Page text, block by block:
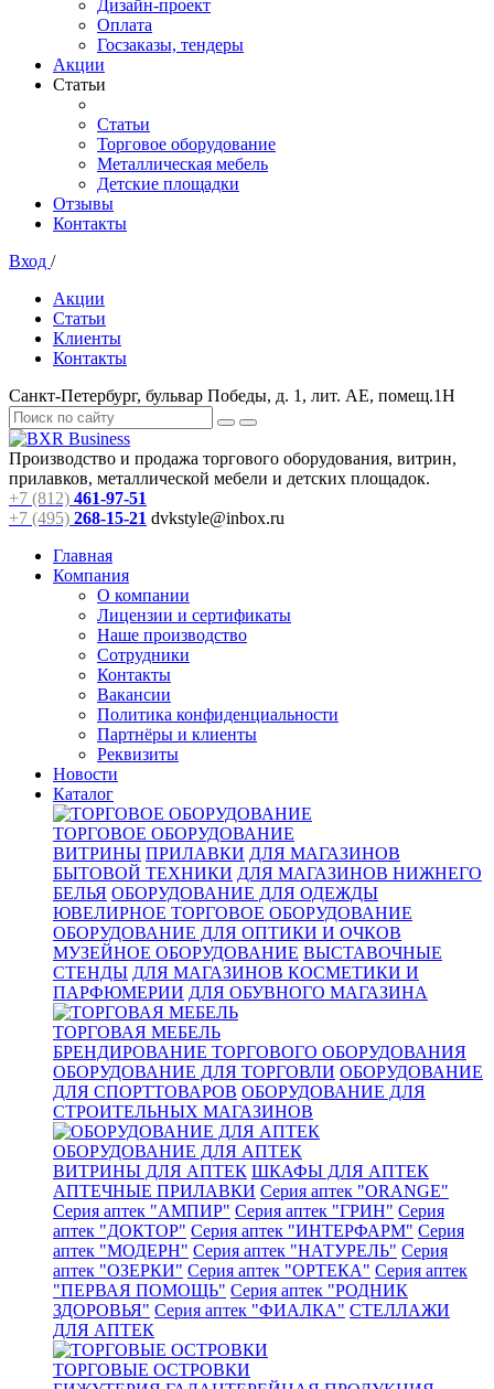
Дизайн-проект
Оплата
Госзаказы, тендеры
Акции
Статьи
Статьи
Торговое оборудование
Металлическая мебель
Детские площадки
Отзывы
Контакты
Вход /
Акции
Статьи
Клиенты
Контакты
Санкт-Петербург, бульвар Победы, д. 1, лит. АЕ, помещ.1Н
Производство и продажа торгового оборудования, витрин,
прилавков, металлической мебели и детских площадок.
+7 (812) 461-97-51
+7 (495) 268-15-21 dvkstyle@inbox.ru
Главная
Компания
О компании
Лицензии и сертификаты
Наше производство
Сотрудники
Контакты
Вакансии
Политика конфиденциальности
Партнёры и клиенты
Реквизиты
Новости
Каталог
ТОРГОВОЕ ОБОРУДОВАНИЕ
ВИТРИНЫ ПРИЛАВКИ ДЛЯ МАГАЗИНОВ
БЫТОВОЙ ТЕХНИКИ ДЛЯ МАГАЗИНОВ НИЖНЕГО
БЕЛЬЯ ОБОРУДОВАНИЕ ДЛЯ ОДЕЖДЫ
ЮВЕЛИРНОЕ ТОРГОВОЕ ОБОРУДОВАНИЕ
ОБОРУДОВАНИЕ ДЛЯ ОПТИКИ И ОЧКОВ
МУЗЕЙНОЕ ОБОРУДОВАНИЕ ВЫСТАВОЧНЫЕ
СТЕНДЫ ДЛЯ МАГАЗИНОВ КОСМЕТИКИ И
ПАРФЮМЕРИИ ДЛЯ ОБУВНОГО МАГАЗИНА
ТОРГОВАЯ МЕБЕЛЬ
БРЕНДИРОВАНИЕ ТОРГОВОГО ОБОРУДОВАНИЯ
ОБОРУДОВАНИЕ ДЛЯ ТОРГОВЛИ ОБОРУДОВАНИЕ
ДЛЯ СПОРТТОВАРОВ ОБОРУДОВАНИЕ ДЛЯ
СТРОИТЕЛЬНЫХ МАГАЗИНОВ
ОБОРУДОВАНИЕ ДЛЯ АПТЕК
ВИТРИНЫ ДЛЯ АПТЕК ШКАФЫ ДЛЯ АПТЕК
АПТЕЧНЫЕ ПРИЛАВКИ Серия аптек "ORANGE"
Серия аптек "АМПИР" Серия аптек "ГРИН" Серия
аптек "ДОКТОР" Серия аптек "ИНТЕРФАРМ" Серия
аптек "МОДЕРН" Серия аптек "НАТУРЕЛЬ" Серия
аптек "ОЗЕРКИ" Серия аптек "ОРТЕКА" Серия аптек
"ПЕРВАЯ ПОМОЩЬ" Серия аптек "РОДНИК
ЗДОРОВЬЯ" Серия аптек "ФИАЛКА" СТЕЛЛАЖИ
ДЛЯ АПТЕК
ТОРГОВЫЕ ОСТРОВКИ